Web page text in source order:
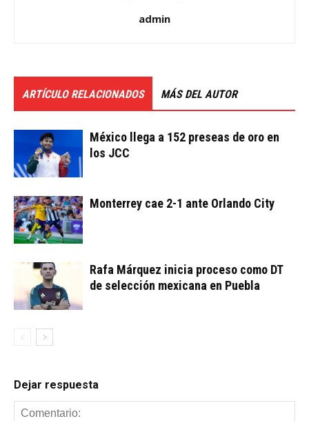
admin
ARTÍCULO RELACIONADOS MÁS DEL AUTOR
México llega a 152 preseas de oro en
los JCC
Monterrey cae 2-1 ante Orlando City
Rafa Márquez inicia proceso como DT
de selección mexicana en Puebla
Dejar respuesta